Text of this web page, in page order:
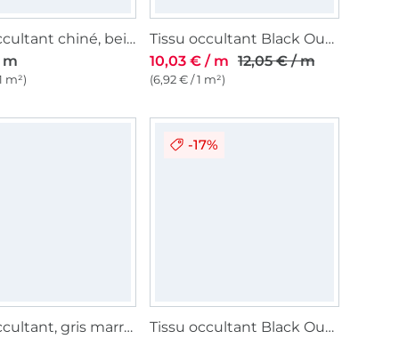
Tissu occultant chiné, beige
m
m²)
Tissu occultant Black Out, bleu marine
10,03 € / m 12,05 € / m
(6,92 € / 1 m²)
Tissu occultant, gris marron
-17%
Tissu occultant Black Out, sable